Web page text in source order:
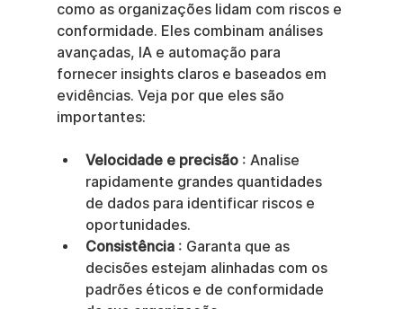
como as organizações lidam com riscos e
conformidade. Eles combinam análises
avançadas, IA e automação para
fornecer insights claros e baseados em
evidências. Veja por que eles são
importantes:
Velocidade e precisão : Analise
rapidamente grandes quantidades
de dados para identificar riscos e
oportunidades.
Consistência : Garanta que as
decisões estejam alinhadas com os
padrões éticos e de conformidade